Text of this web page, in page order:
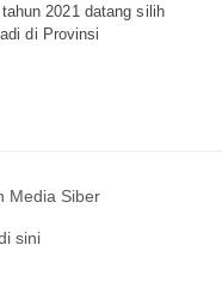
2021 datang silih
di Provinsi
Media Siber
sini